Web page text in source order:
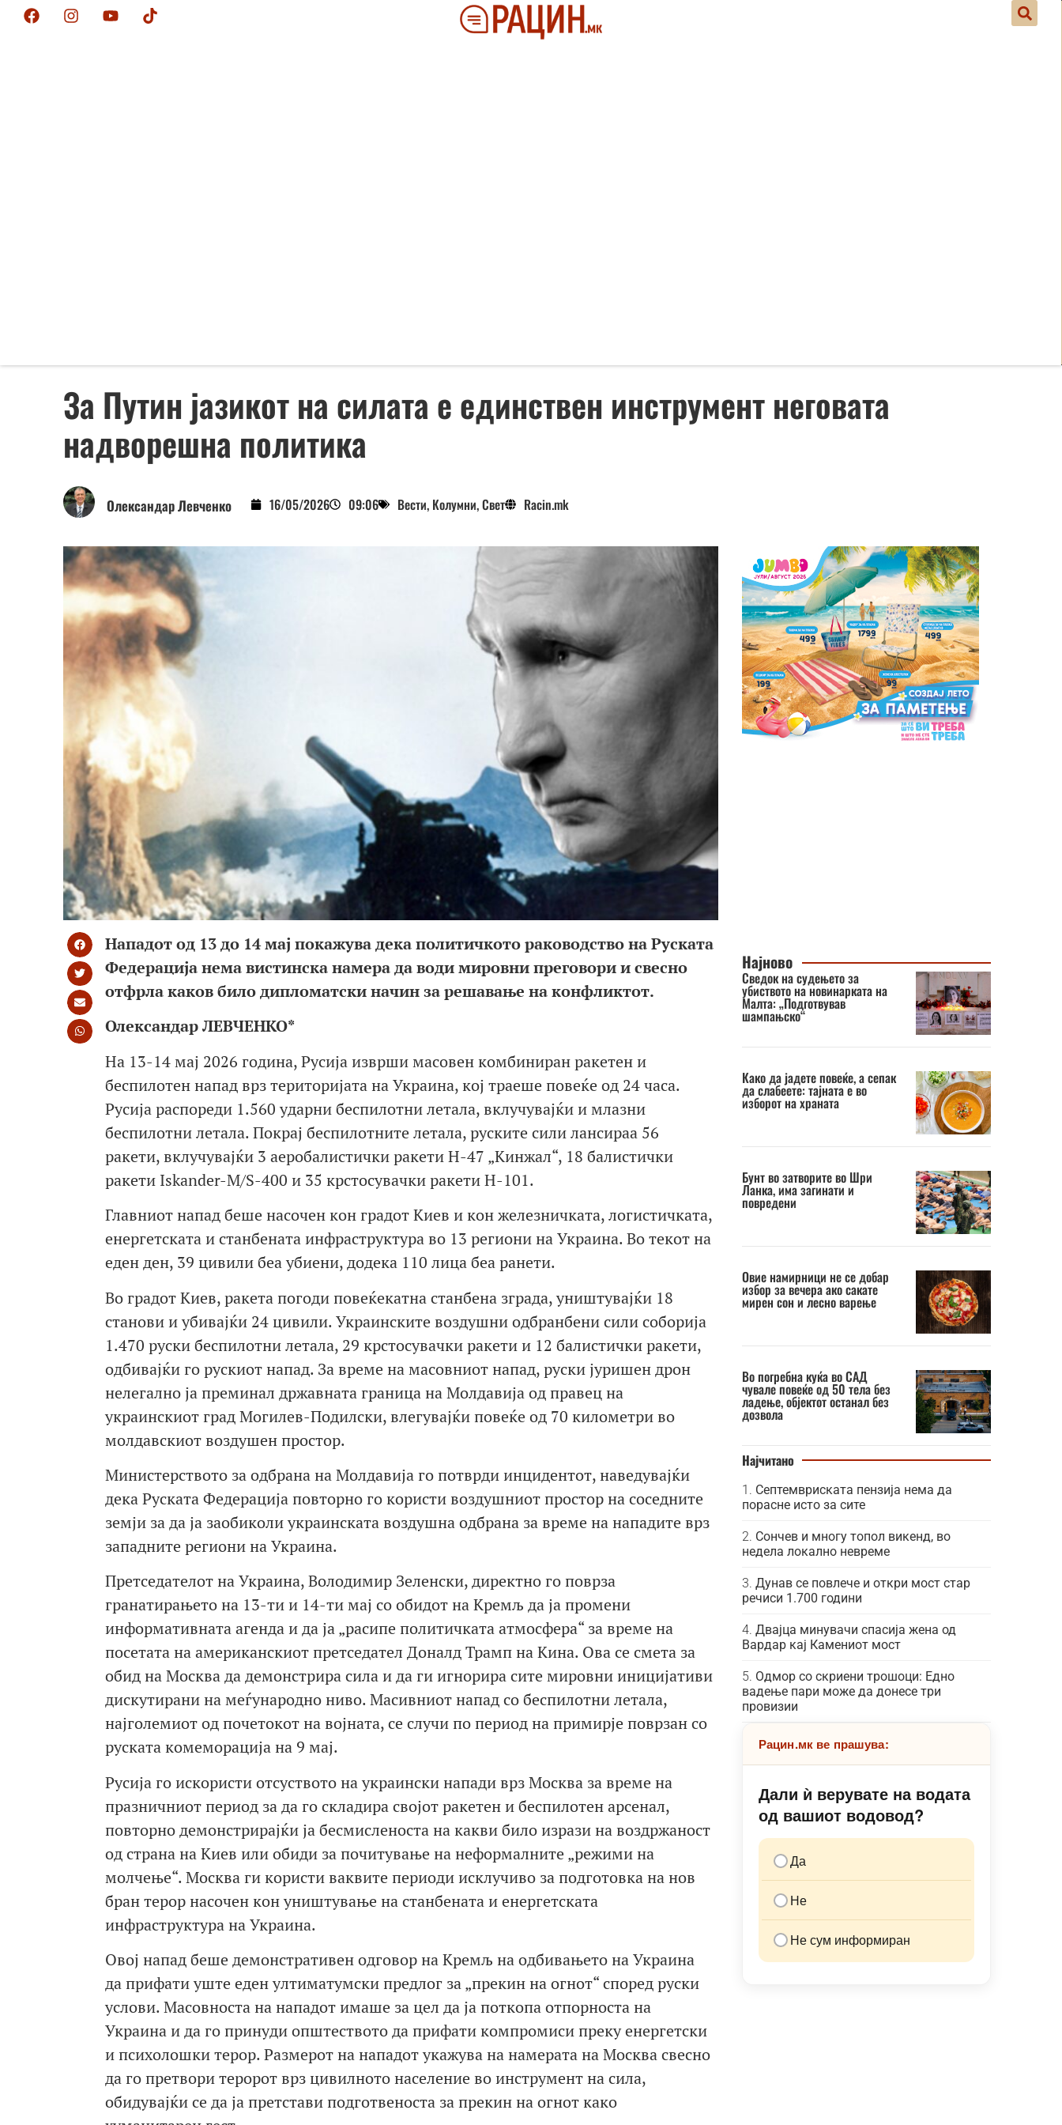
За Путин јазикот на силата е единствен инструмент неговата
надворешна политика
Олександар Левченко 16/05/2026 09:06 Вести, Колумни,Свет Racin.mk
Нападот од 13 до 14 мај покажува дека политичкото раководство на Руската
Федерација нема вистинска намера да води мировни преговори и свесно
отфрла каков било дипломатски начин за решавање на конфликтот.
Олександар ЛЕВЧЕНКО*
На 13-14 мај 2026 година, Русија изврши масовен комбиниран ракетен и
беспилотен напад врз територијата на Украина, кој траеше повеќе од 24 часа.
Русија распореди 1.560 ударни беспилотни летала, вклучувајќи и млазни
беспилотни летала. Покрај беспилотните летала, руските сили лансираа 56
ракети, вклучувајќи 3 аеробалистички ракети H-47 „Кинжал“, 18 балистички
ракети Iskander-M/S-400 и 35 крстосувачки ракети H-101.
Главниот напад беше насочен кон градот Киев и кон железничката, логистичката,
енергетската и станбената инфраструктура во 13 региони на Украина. Во текот на
еден ден, 39 цивили беа убиени, додека 110 лица беа ранети.
Во градот Киев, ракета погоди повеќекатна станбена зграда, уништувајќи 18
станови и убивајќи 24 цивили. Украинските воздушни одбранбени сили соборија
1.470 руски беспилотни летала, 29 крстосувачки ракети и 12 балистички ракети,
одбивајќи го рускиот напад. За време на масовниот напад, руски јуришен дрон
нелегално ја преминал државната граница на Молдавија од правец на
украинскиот град Могилев-Подилски, влегувајќи повеќе од 70 километри во
молдавскиот воздушен простор.
Министерството за одбрана на Молдавија го потврди инцидентот, наведувајќи
дека Руската Федерација повторно го користи воздушниот простор на соседните
земји за да ја заобиколи украинската воздушна одбрана за време на нападите врз
западните региони на Украина.
Претседателот на Украина, Володимир Зеленски, директно го поврза
гранатирањето на 13-ти и 14-ти мај со обидот на Кремљ да ја промени
информативната агенда и да ја „расипе политичката атмосфера“ за време на
посетата на американскиот претседател Доналд Трамп на Кина. Ова се смета за
обид на Москва да демонстрира сила и да ги игнорира сите мировни иницијативи
дискутирани на меѓународно ниво. Масивниот напад со беспилотни летала,
најголемиот од почетокот на војната, се случи по период на примирје поврзан со
руската комеморација на 9 мај.
Русија го искористи отсуството на украински напади врз Москва за време на
празничниот период за да го складира својот ракетен и беспилотен арсенал,
повторно демонстрирајќи ја бесмисленоста на какви било изрази на воздржаност
од страна на Киев или обиди за почитување на неформалните „режими на
молчење“. Москва ги користи ваквите периоди исклучиво за подготовка на нов
бран терор насочен кон уништување на станбената и енергетската
инфраструктура на Украина.
Овој напад беше демонстративен одговор на Кремљ на одбивањето на Украина
да прифати уште еден ултиматумски предлог за „прекин на огнот“ според руски
услови. Масовноста на нападот имаше за цел да ја поткопа отпорноста на
Украина и да го принуди општеството да прифати компромиси преку енергетски
и психолошки терор. Размерот на нападот укажува на намерата на Москва свесно
да го претвори теророт врз цивилното население во инструмент на сила,
обидувајќи се да ја претстави подготвеноста за прекин на огнот како
Најново
Сведок на судењето за
убиството на новинарката на
Малта: „Подготвував
шампањско“
Како да јадете повеќе, а сепак
да слабеете: тајната е во
изборот на храната
Бунт во затворите во Шри
Ланка, има загинати и
повредени
Овие намирници не се добар
избор за вечера ако сакате
мирен сон и лесно варење
Во погребна куќа во САД
чувале повеќе од 50 тела без
ладење, објектот останал без
дозвола
Најчитано
Септемвриската пензија нема да
порасне исто за сите
Сончев и многу топол викенд, во
недела локално невреме
Дунав се повлече и откри мост стар
речиси 1.700 години
Двајца минувачи спасија жена од
Вардар кај Камениот мост
Одмор со скриени трошоци: Едно
вадење пари може да донесе три
провизии
Рацин.мк ве прашува:
Дали ѝ верувате на водата
од вашиот водовод?
Да
Не
Не сум информиран